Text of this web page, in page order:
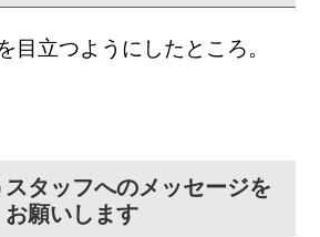
目立つようにしたところ。
タッフへのメッセージを
お願いします